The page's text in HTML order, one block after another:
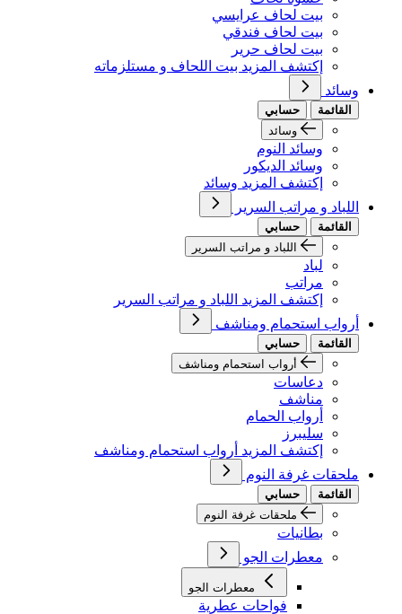
بيت لحاف عرايسي
بيت لحاف فندقي
بيت لحاف حرير
إكتشف المزيد بيت اللحاف و مستلزماته
وسائد
القائمة
حسابي
وسائد
وسائد النوم
وسائد الديكور
إكتشف المزيد وسائد
اللباد و مراتب السرير
القائمة
حسابي
اللباد و مراتب السرير
لباد
مراتب
إكتشف المزيد اللباد و مراتب السرير
أرواب استحمام ومناشف
القائمة
حسابي
أرواب استحمام ومناشف
دعاسات
مناشف
أرواب الحمام
سليبرز
إكتشف المزيد أرواب استحمام ومناشف
ملحقات غرفة النوم
القائمة
حسابي
ملحقات غرفة النوم
بطانيات
معطرات الجو
معطرات الجو
فواحات عطرية